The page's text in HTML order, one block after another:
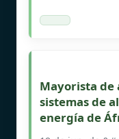
Mayorista de
sistemas de
energía de